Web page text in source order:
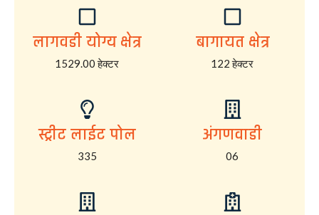
लागवडी योग्य क्षेत्र
1529.00 हेक्टर
बागायत क्षेत्र
122 हेक्टर
स्ट्रीट लाईट पोल
335
अंगणवाडी
06